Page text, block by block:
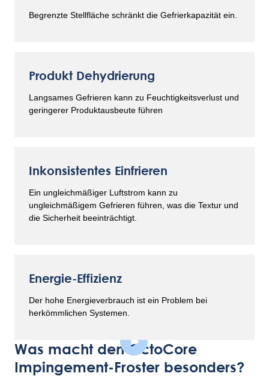
Begrenzte Stellfläche schränkt die Gefrierkapazität ein.
Produkt Dehydrierung
Langsames Gefrieren kann zu Feuchtigkeitsverlust und
geringerer Produktausbeute führen
Inkonsistentes Einfrieren
Ein ungleichmäßiger Luftstrom kann zu
ungleichmäßigem Gefrieren führen, was die Textur und
die Sicherheit beeinträchtigt.
Energie-Effizienz
Der hohe Energieverbrauch ist ein Problem bei
herkömmlichen Systemen.
Was macht den OctoCore
Impingement-Froster besonders?